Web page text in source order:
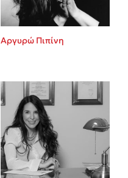
Αργυρώ Πιπίνη